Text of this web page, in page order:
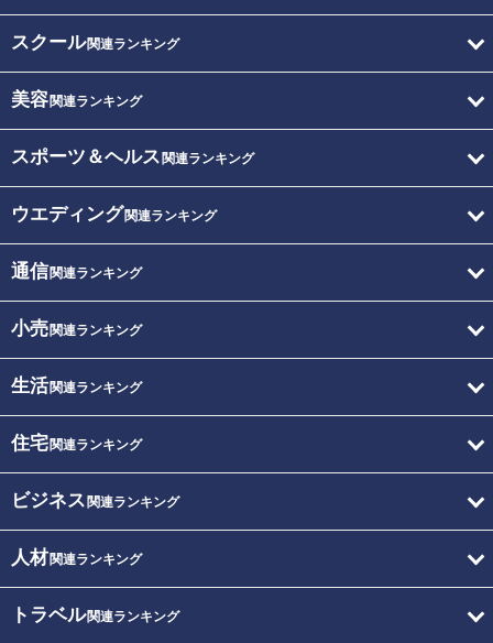
スクール関連ランキング
美容関連ランキング
スポーツ＆ヘルス 関連ランキング
ウエディング関連ランキング
通信関連ランキング
小売関連ランキング
生活関連ランキング
住宅関連ランキング
ビジネス 関連ランキング
人材関連ランキング
トラベル関連ランキング